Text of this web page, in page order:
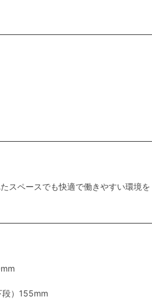
スペースでも快適で働きやすい環境を
）155mm